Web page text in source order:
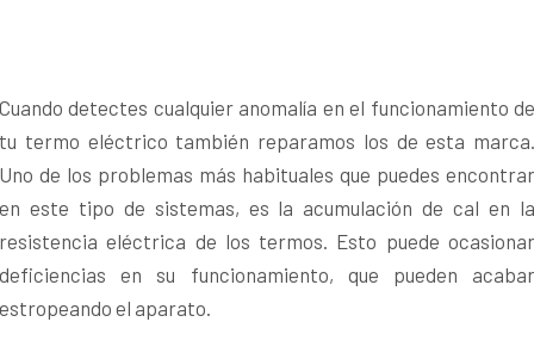
Cuando detectes cualquier anomalía en el funcionamiento de
tu termo eléctrico también reparamos los de esta marca.
Uno de los problemas más habituales que puedes encontrar
en este tipo de sistemas, es la acumulación de cal en la
resistencia eléctrica de los termos. Esto puede ocasionar
deficiencias en su funcionamiento, que pueden acabar
estropeando el aparato.